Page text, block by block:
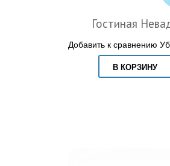
Гостиная
Добавить к сравнению
В КОРЗИНУ